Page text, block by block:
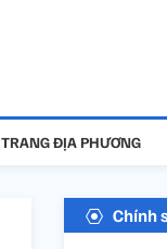
TRANG ĐỊA PHƯƠNG
Chính